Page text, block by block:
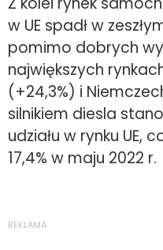
w UE spadł w
pomimo dobrych
największych
(+24,3%) i
silnikiem diesla
udziału w rynku UE,
17,4% w maju 2022 r.
REKLAMA